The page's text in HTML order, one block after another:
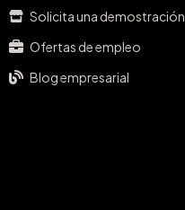
Solicita una demostración
Ofertas de empleo
Blog empresarial